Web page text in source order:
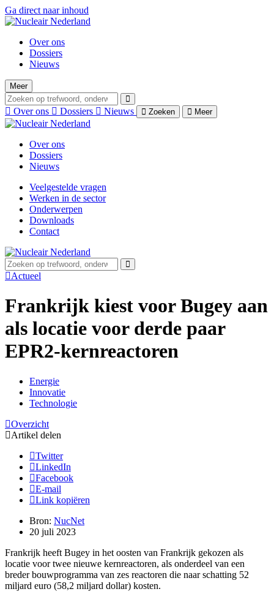
Ga direct naar inhoud
Over ons
Dossiers
Nieuws
Meer
Over ons Dossiers Nieuws Zoeken Meer
Over ons
Dossiers
Nieuws
Veelgestelde vragen
Werken in de sector
Onderwerpen
Downloads
Contact
Actueel
Frankrijk kiest voor Bugey aan
als locatie voor derde paar
EPR2-kernreactoren
Energie
Innovatie
Technologie
Overzicht
Artikel delen
Twitter
LinkedIn
Facebook
E-mail
Link kopiëren
Bron: NucNet
20 juli 2023
Frankrijk heeft Bugey in het oosten van Frankrijk gekozen als
locatie voor twee nieuwe kernreactoren, als onderdeel van een
breder bouwprogramma van zes reactoren die naar schatting 52
miljard euro (58,2 miljard dollar) kosten.